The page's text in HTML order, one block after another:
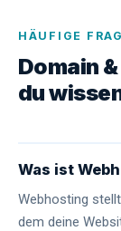
HÄUFIGE
Domain
du
Was ist
Webhosting
dem deine